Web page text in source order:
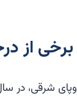
از